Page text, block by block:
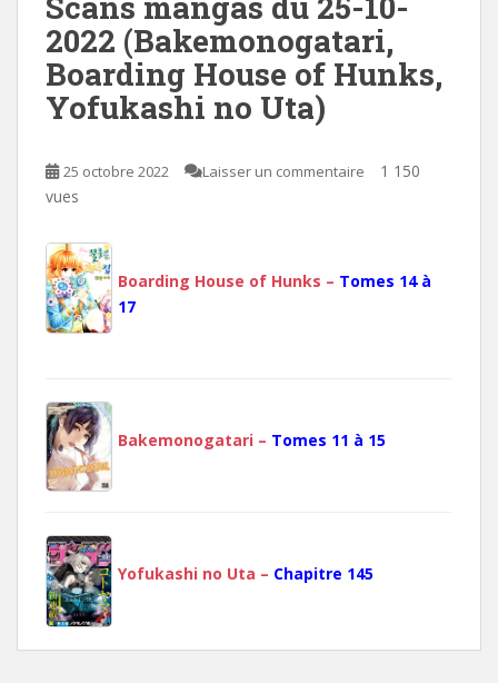
2022 (Bakemonogatari,
Boarding House of Hunks,
Yofukashi no Uta)
25 octobre 2022 Laisser un commentaire
1 150
vues
Boarding House of Hunks – Tomes 14 à
17
Bakemonogatari – Tomes 11 à 15
Yofukashi no Uta – Chapitre 145